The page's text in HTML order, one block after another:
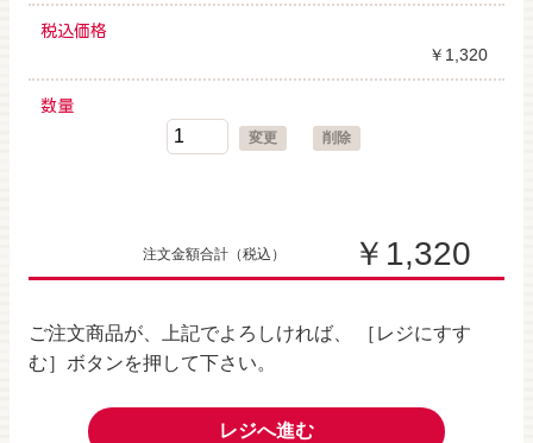
税込価格
￥1,320
数量
変更
削除
注文金額合計 （税込） ￥1,320
ご注文商品が、上記でよろしければ、 ［レジにすす
む］ボタンを押して下さい。
レジへ進む